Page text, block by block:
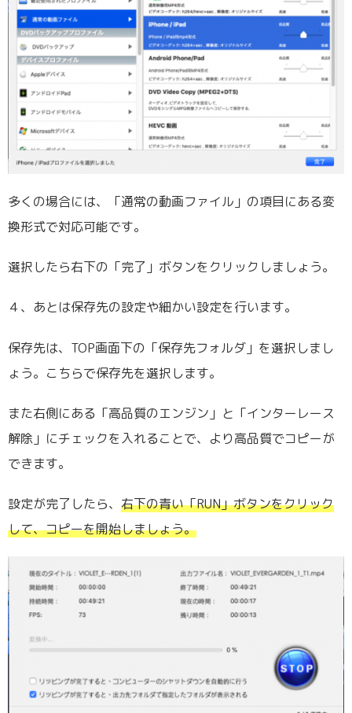
多くの場合には、「通常の動画ファイル」の項目にある変
換形式で対応可能です。
選択したら右下の「完了」ボタンをクリックしましょう。
４、あとは保存先の設定や細かい設定を行います。
保存先は、TOP画面下の「保存先フォルダ」を選択しまし
ょう。こちらで保存先を選択します。
また右側にある「高品質のエンジン」と「インターレース
解除」にチェックを入れることで、より高品質でコピーが
できます。
設定が完了したら、 右下の青い「RUN」ボタンをクリック
して、コピーを開始しましょう。